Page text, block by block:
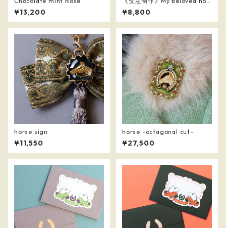
¥13,200
se
¥8,800
horse sign
¥11,550
horse -octagonal cut-
¥27,500